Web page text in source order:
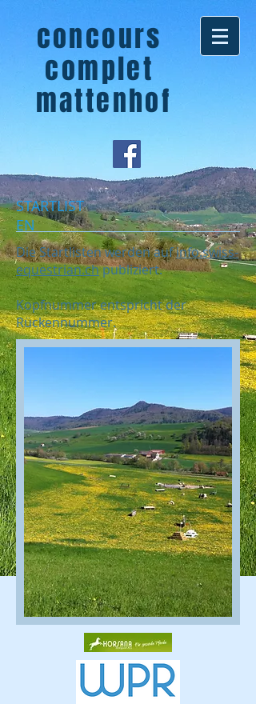
concours
complet
mattenhof
STARTLIST
EN
Die Startlisten werden aufinfo.swiss-
equestrian.chpubliziert.
Kopfnummer entspricht der
Rückennummer.